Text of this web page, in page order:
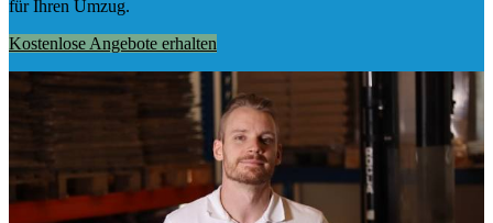
für Ihren Umzug.
Kostenlose Angebote erhalten